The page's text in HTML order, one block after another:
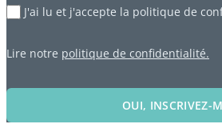
J'ai lu et j'accepte la politique de
Lire notre politique de confidentialité.
OUI, INSCRIVEZ-